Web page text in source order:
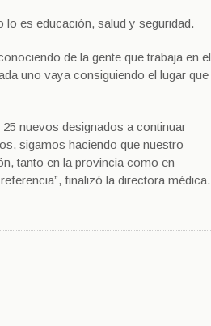
es educación, salud y seguridad.
de la gente que trabaja en el
uno vaya consiguiendo el lugar que
nuevos designados a continuar
sigamos haciendo que nuestro
tanto en la provincia como en
finalizó la directora médica.